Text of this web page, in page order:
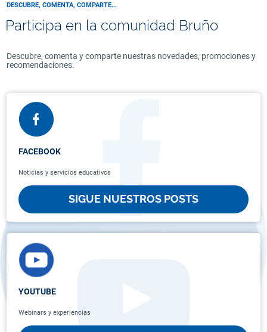
DESCUBRE, COMENTA, COMPARTE...
Participa en la comunidad Bruño
Descubre, comenta y comparte nuestras novedades, promociones y
recomendaciones.
FACEBOOK
Noticias y servicios educativos
SIGUE NUESTROS POSTS
YOUTUBE
Webinars y experiencias